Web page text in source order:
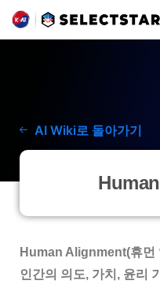
AI Wiki로 돌아가기
Human Alignment(휴먼
인간의 의도, 가치, 윤리